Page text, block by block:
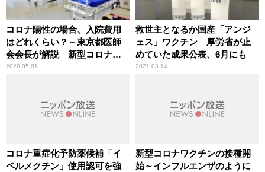
コロナ陽性の場合、入院費用
はどれくらい？～東京都医師
会会長が解説 新型コロナウ
イルス感染症
2020.05.01
救世主となるか国産「アンジ
ェス」ワクチン 厚労省が止
めていた成果公表、6月にも
2021.03.14
コロナ重症化予防薬候補「イ
ベルメクチン」使用認可を強
新型コロナワクチンの接種開
始～インフルエンザのように